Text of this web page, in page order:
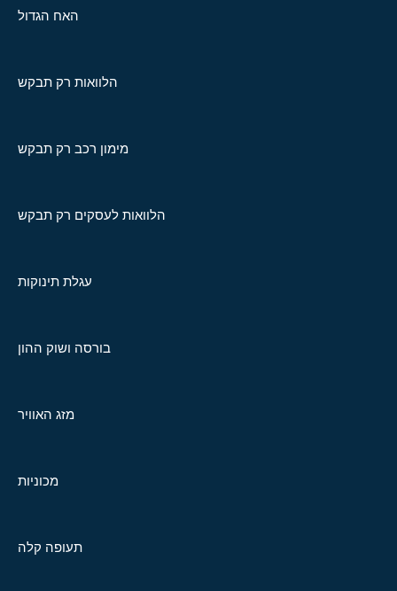
האח הגדול
הלוואות רק תבקש
מימון רכב רק תבקש
הלוואות לעסקים רק תבקש
עגלת תינוקות
בורסה ושוק ההון
מזג האוויר
מכוניות
תעופה קלה